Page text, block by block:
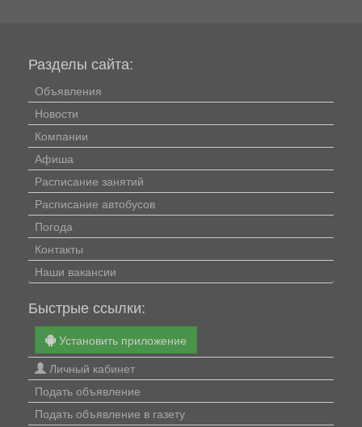
Разделы сайта:
Объявления
Новости
Компании
Афиша
Расписание занятий
Расписание автобусов
Погода
Контакты
Наши вакансии
Быстрые ссылки:
Установить приложение
Личный кабинет
Подать объявление
Подать объявление в газету